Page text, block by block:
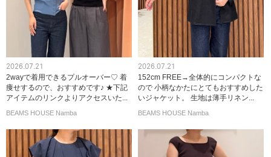
2026.07.21
2wayで着用できるプルオーバー♡ 着
痩せするので、おすすめです♪ ★下記
アイテムのリンクよりアクセスいた...
BEAMS HOUSE Namba
2026.07.21
152cm FREE→全体的にコンパクトな
ので 小柄なかたにとてもおすすめした
いジャケット。 生地は薄手リネン...
BEAMS HOUSE Namba